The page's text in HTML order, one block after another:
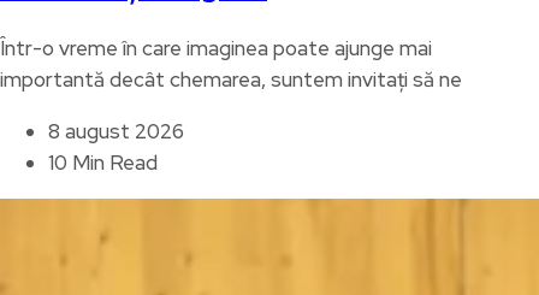
Într-o vreme în care imaginea poate ajunge mai
importantă decât chemarea, suntem invitați să ne
8 august 2026
10 Min Read